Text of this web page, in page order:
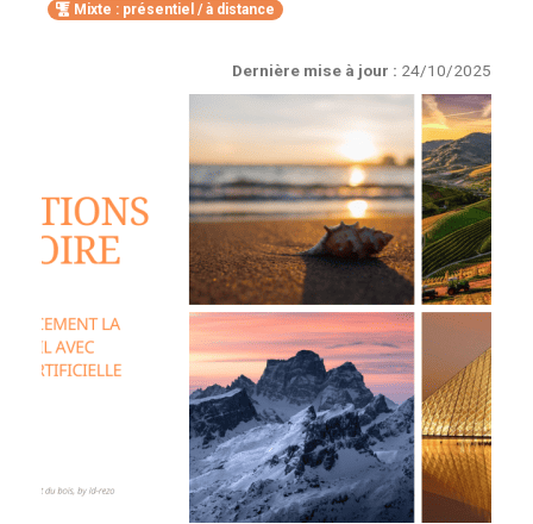
Mixte : présentiel / à distance
Dernière mise à jour : 24/10/2025